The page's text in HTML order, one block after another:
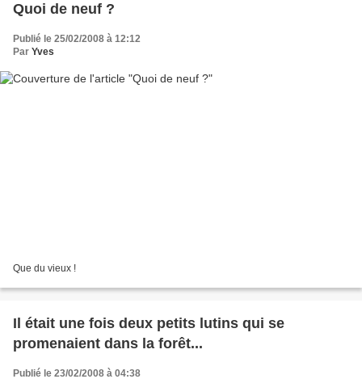
Quoi de neuf ?
Publié le 25/02/2008 à 12:12
Par Yves
Que du vieux !
Il était une fois deux petits lutins qui se
promenaient dans la forêt...
Publié le 23/02/2008 à 04:38